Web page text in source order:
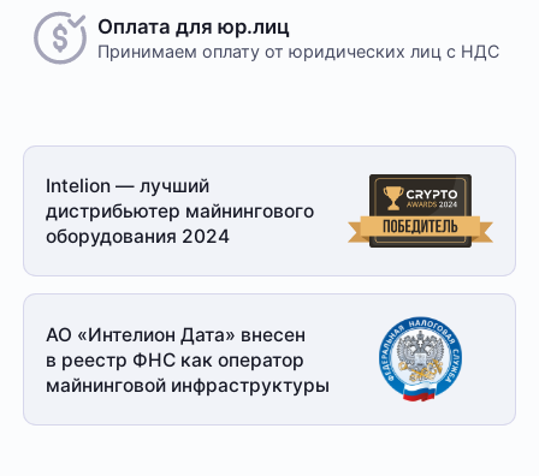
Оплата для юр.лиц
Принимаем оплату от юридических лиц с НДС
Intelion — лучший
дистрибьютер майнингового
оборудования 2024
АО «Интелион Дата» внесен
в реестр ФНС как оператор
майнинговой инфраструктуры